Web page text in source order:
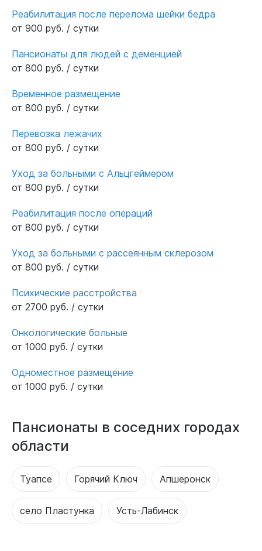
Реабилитация после перелома шейки бедра
от 900 руб. / сутки
Пансионаты для людей с деменцией
от 800 руб. / сутки
Временное размещение
от 800 руб. / сутки
Перевозка лежачих
от 800 руб. / сутки
Уход за больными с Альцгеймером
от 800 руб. / сутки
Реабилитация после операций
от 800 руб. / сутки
Уход за больными с рассеянным склерозом
от 800 руб. / сутки
Психические расстройства
от 2700 руб. / сутки
Онкологические больные
от 1000 руб. / сутки
Одноместное размещение
от 1000 руб. / сутки
Пансионаты в соседних городах
области
Туапсе Горячий Ключ Апшеронск
село Пластунка Усть-Лабинск